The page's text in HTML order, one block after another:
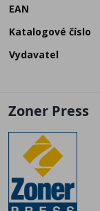
EAN
Katalogové číslo
Vydavatel
Zoner Press